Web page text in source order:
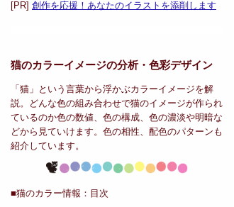
[PR] 創作を応援！あなたのイラストを添削します
猫のカラーイメージの分析・ 色彩デザイン
「猫」という言葉から浮かぶカラーイメージを解
説。どんな色の組み合わせで猫のイメージが作られ
ているのか色の数値、色の構成、色の濃淡や明暗な
どから見ていけます。色の相性、配色のパターンも
紹介しています。
■猫のカラー情報： 目次